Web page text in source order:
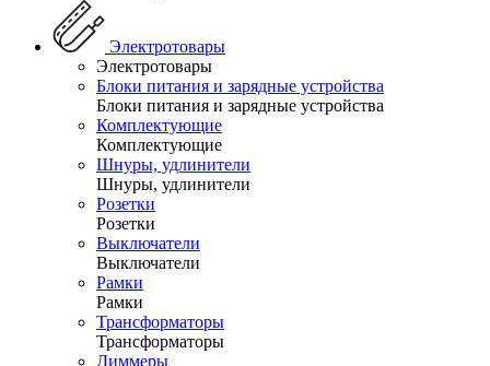
Электротовары
Электротовары
Блоки питания и зарядные устройства
Блоки питания и зарядные устройства
Комплектующие
Комплектующие
Шнуры, удлинители
Шнуры, удлинители
Розетки
Розетки
Выключатели
Выключатели
Рамки
Рамки
Трансформаторы
Трансформаторы
Диммеры